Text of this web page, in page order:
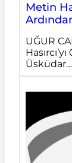
Metin
UĞUR
Üsküdar…